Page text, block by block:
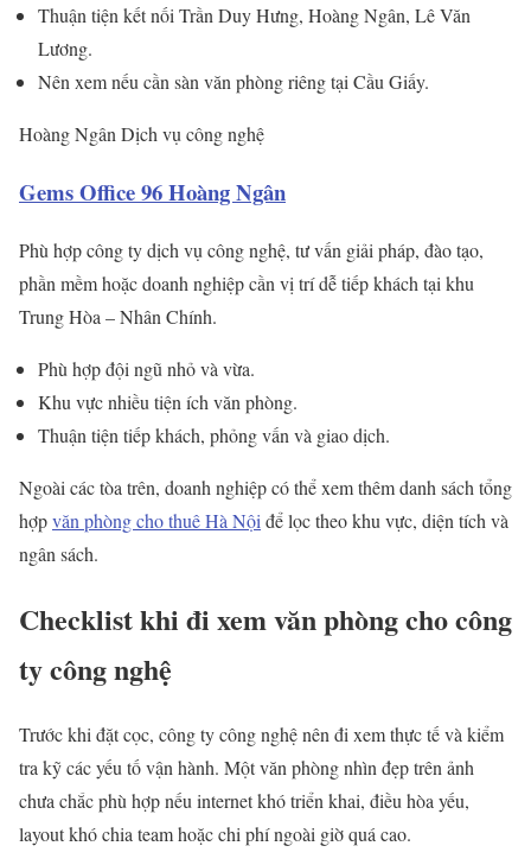
Thuận tiện kết nối Trần Duy Hưng, Hoàng Ngân, Lê Văn
Lương.
Nên xem nếu cần sàn văn phòng riêng tại Cầu Giấy.
Hoàng NgânDịch vụ công nghệ
Gems Office 96 Hoàng Ngân
Phù hợp công ty dịch vụ công nghệ, tư vấn giải pháp, đào tạo,
phần mềm hoặc doanh nghiệp cần vị trí dễ tiếp khách tại khu
Trung Hòa – Nhân Chính.
Phù hợp đội ngũ nhỏ và vừa.
Khu vực nhiều tiện ích văn phòng.
Thuận tiện tiếp khách, phỏng vấn và giao dịch.
Ngoài các tòa trên, doanh nghiệp có thể xem thêm danh sách tổng
hợpvăn phòng cho thuê Hà Nội để lọc theo khu vực, diện tích và
ngân sách.
Checklist khi đi xem văn phòng cho công
ty công nghệ
Trước khi đặt cọc, công ty công nghệ nên đi xem thực tế và kiểm
tra kỹ các yếu tố vận hành. Một văn phòng nhìn đẹp trên ảnh
chưa chắc phù hợp nếu internet khó triển khai, điều hòa yếu,
layout khó chia team hoặc chi phí ngoài giờ quá cao.